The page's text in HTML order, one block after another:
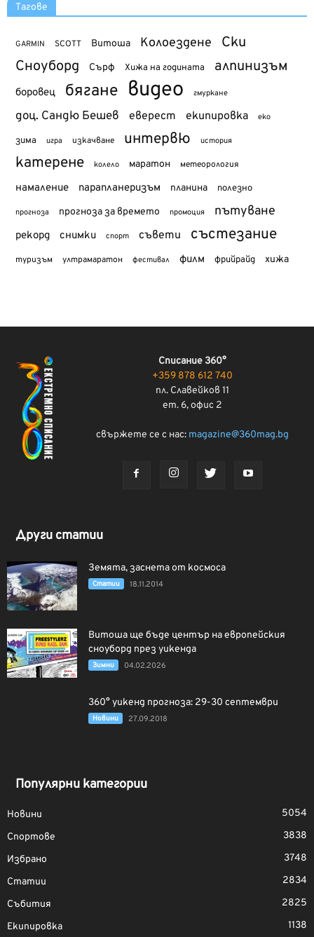
Тагове
GARMIN SCOTT Витоша Колоездене Ски
Сноуборд Сърф Хижа на годината алпинизъм
боровец бягане видео гмуркане
доц. Сандю Бешев еверест екипировка еко
зима игра изкачване интервю история
катерене колело маратон метеорология
намаление парапланеризъм планина полезно
прогноза прогноза за времето промоция пътуване
рекорд снимки спорт съвети състезание
туризъм ултрамаратон фестивал филм фрийрайд хижа
Списание 360°
+359 878 612 740
пл. Славейков 11
ет. 6, офис 2
свържете се с нас: magazine@360mag.bg
Други статии
Земята, заснета от космоса
Статии 18.11.2014
Витоша ще бъде център на европейския
сноуборд през уикенда
Зимни 04.02.2026
360° уикенд прогноза: 29-30 септември
Новини 27.09.2018
Популярни категории
Новини
5054
Спортове
3838
Избрано
3748
Статии
2834
Събития
2825
Екипировка
1138